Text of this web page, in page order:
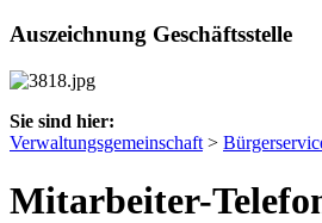
Auszeichnung Geschäftsstelle
Sie sind hier:
Verwaltungsgemeinschaft >
Mitarbeiter-